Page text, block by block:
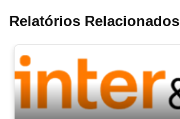
Relatórios Relacionados